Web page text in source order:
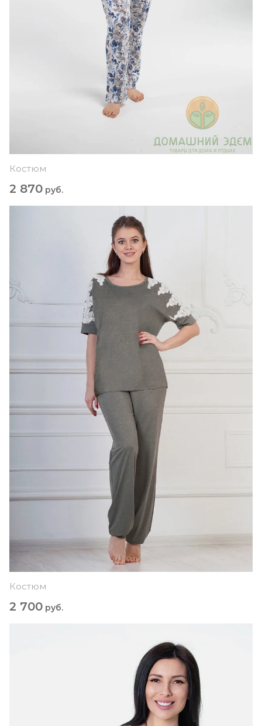
Костюм
2 870 руб.
Костюм
2 700 руб.